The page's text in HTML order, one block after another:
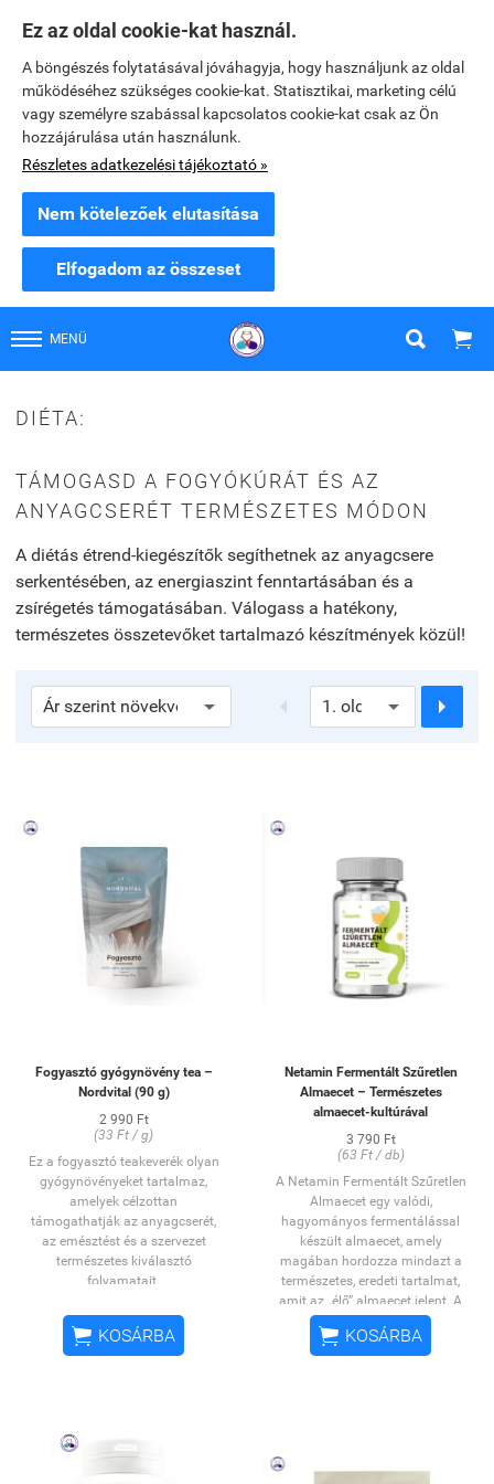
Ez az oldal cookie-kat használ.
A böngészés folytatásával jóváhagyja, hogy használjunk az oldal
működéséhez szükséges cookie-kat. Statisztikai, marketing célú
vagy személyre szabással kapcsolatos cookie-kat csak az Ön
hozzájárulása után használunk.
Részletes adatkezelési tájékoztató »
Nem kötelezőek elutasítása
Elfogadom az összeset
MENÜ  
DIÉTA:
TÁMOGASD A FOGYÓKÚRÁT ÉS AZ
ANYAGCSERÉT TERMÉSZETES MÓDON
A diétás étrend-kiegészítők segíthetnek az anyagcsere
serkentésében, az energiaszint fenntartásában és a
zsírégetés támogatásában. Válogass a hatékony,
természetes összetevőket tartalmazó készítmények közül!
 
Fogyasztó gyógynövény tea –
Nordvital (90 g)
2 990 Ft
(33 Ft / g)
Ez a fogyasztó teakeverék olyan
gyógynövényeket tartalmaz,
amelyek célzottan
támogathatják az anyagcserét,
az emésztést és a szervezet
természetes kiválasztó
folyamatait.
A maté levél természetes élénkítő
méregtelenítési folyamatokhoz
és az emésztés támogatásához,
 KOSÁRBA
Netamin Fermentált Szűretlen
Almaecet – Természetes
almaecet-kultúrával
3 790 Ft
(63 Ft / db)
A Netamin Fermentált Szűretlen
Almaecet egy valódi,
hagyományos fermentálással
készült almaecet, amely
magában hordozza mindazt a
természetes, eredeti tartalmat,
amit az „élő” almaecet jelent. A
szűretlen eljárásnak
köszönhetően megőrzi a
természetes almaecet-kultúrát,
 KOSÁRBA